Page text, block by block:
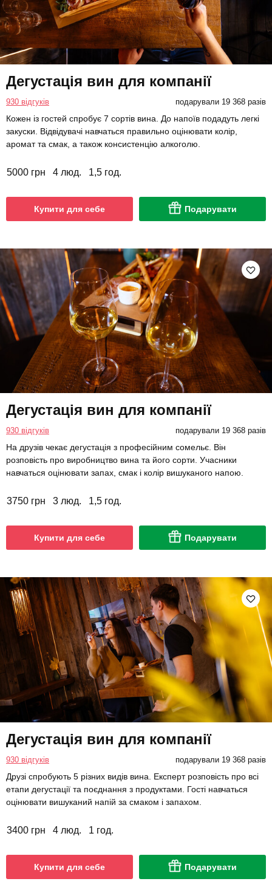
Дегустація вин для компанії
930 відгуків подарували 19 368 разів
Кожен із гостей спробує 7 сортів вина. До напоїв подадуть легкі
закуски. Відвідувачі навчаться правильно оцінювати колір,
аромат та смак, а також консистенцію алкоголю.
5000 грн 4 люд. 1,5 год.
Купити для себе Подарувати
Дегустація вин для компанії
930 відгуків подарували 19 368 разів
На друзів чекає дегустація з професійним сомельє. Він
розповість про виробництво вина та його сорти. Учасники
навчаться оцінювати запах, смак і колір вишуканого напою.
3750 грн 3 люд. 1,5 год.
Купити для себе Подарувати
Дегустація вин для компанії
930 відгуків подарували 19 368 разів
Друзі спробують 5 різних видів вина. Експерт розповість про всі
етапи дегустації та поєднання з продуктами. Гості навчаться
оцінювати вишуканий напій за смаком і запахом.
3400 грн 4 люд. 1 год.
Купити для себе Подарувати